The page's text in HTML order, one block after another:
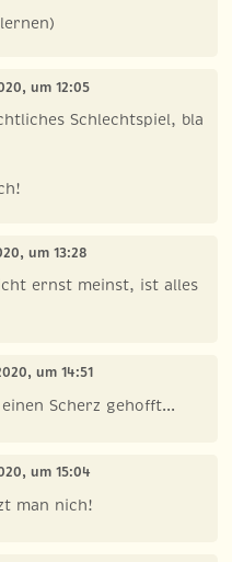
um 12:05
Schlechtspiel, bla
um 13:28
ernst meinst, ist alles
um 14:51
Scherz gehofft...
um 15:04
man nich!